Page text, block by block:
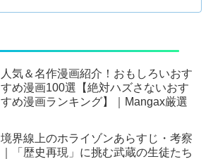
人気＆名作漫画紹介！おもしろいおす
すめ漫画100選【絶対ハズさないおす
すめ漫画ランキング】｜Mangax厳選
境界線上のホライゾンあらすじ・考察
｜「歴史再現」に挑む武蔵の生徒たち